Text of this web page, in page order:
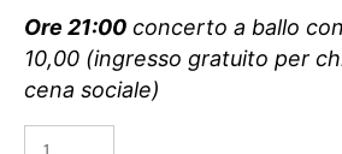
Ore 21:00 concerto a ballo
10,00 (ingresso gratuito per
cena sociale)